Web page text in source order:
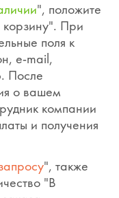
", положите
корзину". При
поля к
e-mail,
После
о вашем
компании
и получения
", также
"В